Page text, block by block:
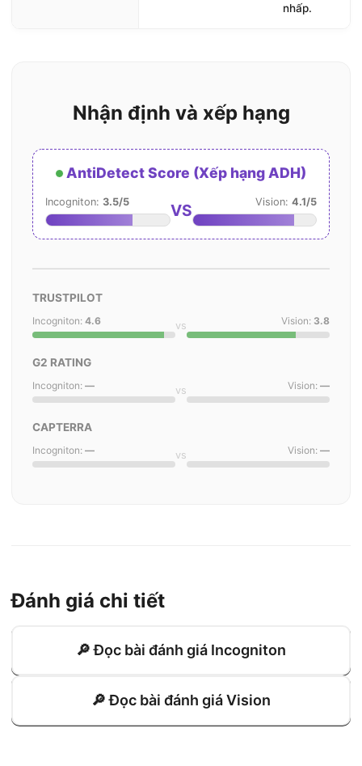
nhấp.
Nhận định và xếp hạng
AntiDetect Score (Xếp hạng ADH)
Incogniton: 3.5/5 VS Vision: 4.1/5
TRUSTPILOT
Incogniton: 4.6 vs Vision: 3.8
G2 RATING
Incogniton: — vs Vision: —
CAPTERRA
Incogniton: — vs Vision: —
Đánh giá chi tiết
🔎 Đọc bài đánh giá Incogniton
🔎 Đọc bài đánh giá Vision